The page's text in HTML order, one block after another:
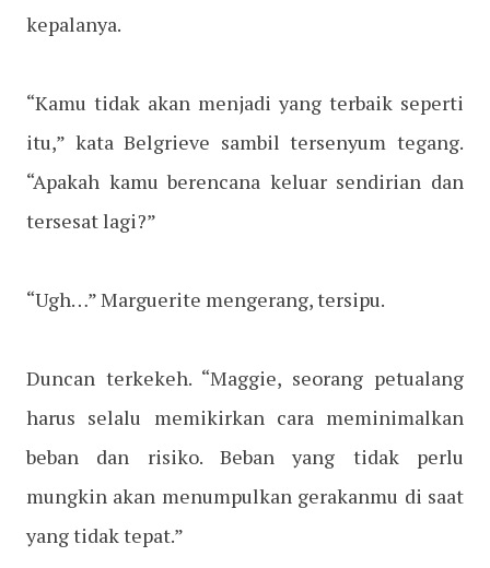
kepalanya.
“Kamu tidak akan menjadi yang terbaik seperti
itu,” kata Belgrieve sambil tersenyum tegang.
“Apakah kamu berencana keluar sendirian dan
tersesat lagi?”
“Ugh…” Marguerite mengerang, tersipu.
Duncan terkekeh. “Maggie, seorang petualang
harus selalu memikirkan cara meminimalkan
beban dan risiko. Beban yang tidak perlu
mungkin akan menumpulkan gerakanmu di saat
yang tidak tepat.”